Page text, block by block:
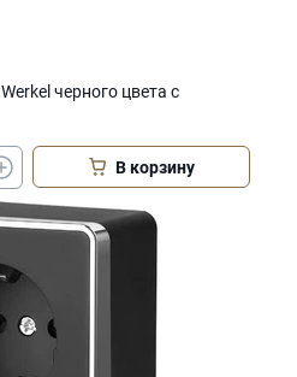
черного цвета с
В корзину